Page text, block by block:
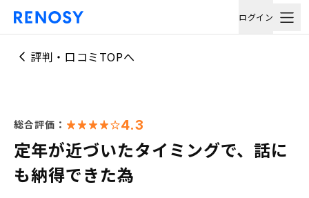
ログイン
評判・口コミTOPへ
総合評価： 4.3
定年が近づいたタイミングで、話に
も納得できた為